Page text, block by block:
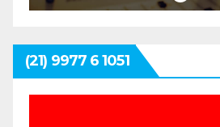
(21) 9977 6 1051